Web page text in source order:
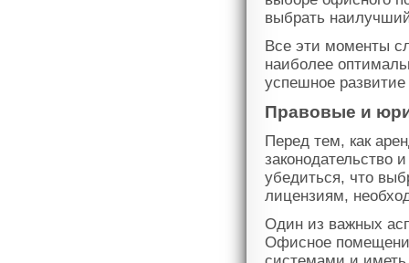
выбрать
Все эти моменты
наиболее
успешное
Правовые и
Перед тем, как
законодательство
убедиться, что
лицензиям,
Один из важных
Офисное